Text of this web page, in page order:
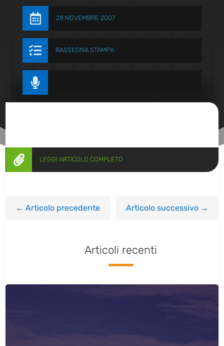
 28 NOVEMBRE 2007
 RASSEGNA STAMPA

 LEGGI ARTICOLO COMPLETO
←Articolo precedente Articolo successivo→
Articoli recenti